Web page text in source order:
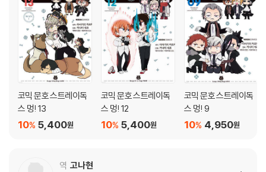
코믹 문호 스트레이독
스 멍! 13
5,400원
10%
코믹 문호 스트레이독
스 멍! 12
5,400원
10%
코믹 문호 스트레이독
스 멍! 9
4,950원
10%
역 고나현